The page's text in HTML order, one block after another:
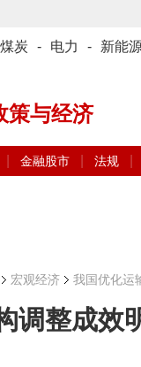
煤炭 - 电力 - 新能
策与经济
金融股市 法规
宏观经济 我国优化运
调整成效